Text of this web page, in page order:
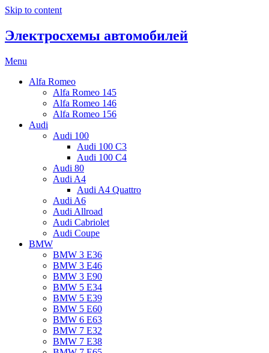
Skip to content
Электросхемы автомобилей
Menu
Alfa Romeo
Alfa Romeo 145
Alfa Romeo 146
Alfa Romeo 156
Audi
Audi 100
Audi 100 C3
Audi 100 C4
Audi 80
Audi A4
Audi A4 Quattro
Audi A6
Audi Allroad
Audi Cabriolet
Audi Coupe
BMW
BMW 3 E36
BMW 3 E46
BMW 3 E90
BMW 5 E34
BMW 5 E39
BMW 5 E60
BMW 6 Е63
BMW 7 Е32
BMW 7 Е38